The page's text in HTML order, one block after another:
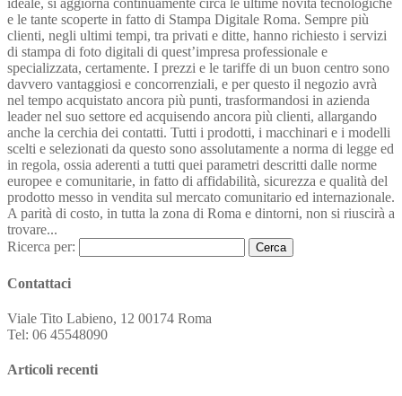
e le tante scoperte in fatto di Stampa Digitale Roma. Sempre più
clienti, negli ultimi tempi, tra privati e ditte, hanno richiesto i servizi
di stampa di foto digitali di quest’impresa professionale e
specializzata, certamente. I prezzi e le tariffe di un buon centro sono
davvero vantaggiosi e concorrenziali, e per questo il negozio avrà
nel tempo acquistato ancora più punti, trasformandosi in azienda
leader nel suo settore ed acquisendo ancora più clienti, allargando
anche la cerchia dei contatti. Tutti i prodotti, i macchinari e i modelli
scelti e selezionati da questo sono assolutamente a norma di legge ed
in regola, ossia aderenti a tutti quei parametri descritti dalle norme
europee e comunitarie, in fatto di affidabilità, sicurezza e qualità del
prodotto messo in vendita sul mercato comunitario ed internazionale.
A parità di costo, in tutta la zona di Roma e dintorni, non si riuscirà a
trovare...
Ricerca per:
Contattaci
Viale Tito Labieno, 12 00174 Roma
Tel: 06 45548090
Articoli recenti